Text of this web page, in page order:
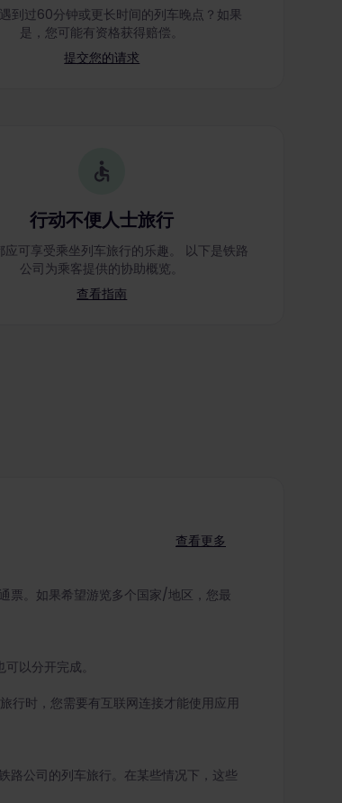
到过60分钟或更长时间的列车晚点？如果
是，您可能有资格获得赔偿。
提交您的请求
行动不便人士旅行
应可享受乘坐列车旅行的乐趣。 以下是铁路
公司为乘客提供的协助概览。
查看指南
查看更多
票。如果希望游览多个国家/地区，您最
以分开完成。
旅行时，您需要有互联网连接才能使用应用
路公司的列车旅行。在某些情况下，这些